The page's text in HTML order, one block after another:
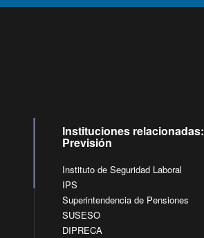
Instituciones relacionadas:
Previsión
Instituto de Seguridad Laboral
IPS
Superintendencia de Pensiones
SUSESO
DIPRECA